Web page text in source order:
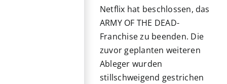
Netflix hat beschlossen, das
ARMY OF THE DEAD-
Franchise zu beenden. Die
zuvor geplanten weiteren
Ableger wurden
stillschweigend gestrichen